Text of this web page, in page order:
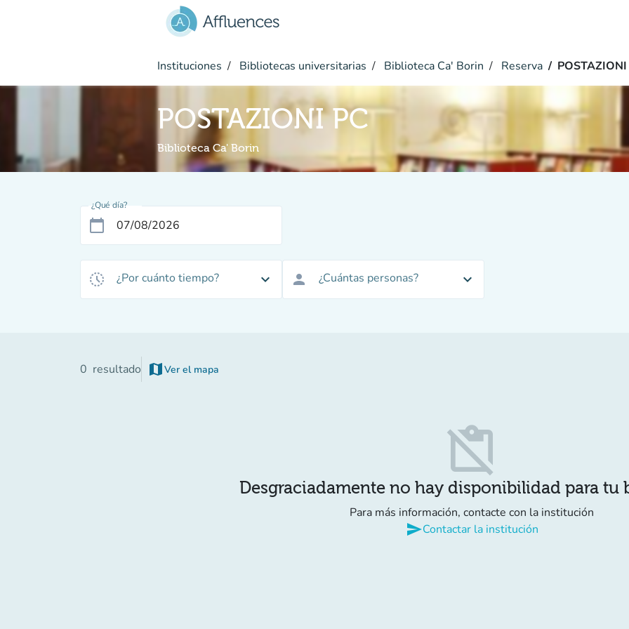
Instituciones Bibliotecas universitarias Biblioteca Ca' Borin Reserva POSTAZIONI
POSTAZIONI PC
Biblioteca Ca' Borin
¿Qué día?
calendar_today
history_toggle_off ¿Por cuánto tiempo? expand_more person ¿Cuántas personas? expand_more
0 resultado map Ver el mapa
(nueva pestaña)
content_paste_off
Desgraciadamente no hay disponibilidad para tu
Para más información, contacte con la institución
sendContactar la institución